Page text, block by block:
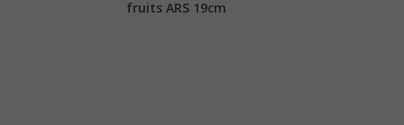
fruits ARS 19cm